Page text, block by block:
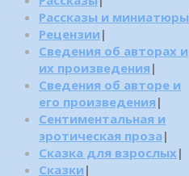
Рассказы и миниатюры
Рецензии |
Сведения об авторах и
их произведения |
Сведения об авторе и
его произведения |
Сентиментальная и
эротическая проза |
Сказка для взрослых |
Сказки |